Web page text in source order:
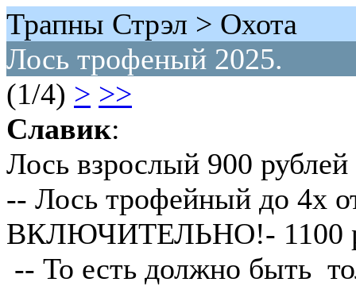
Трапны Стрэл > Охота
Лось трофеный 2025.
(1/4) > >>
Славик:
Лось взрослый 900 рублей
-- Лось трофейный до 4х
ВКЛЮЧИТЕЛЬНО!- 1100
-- То есть должно быть